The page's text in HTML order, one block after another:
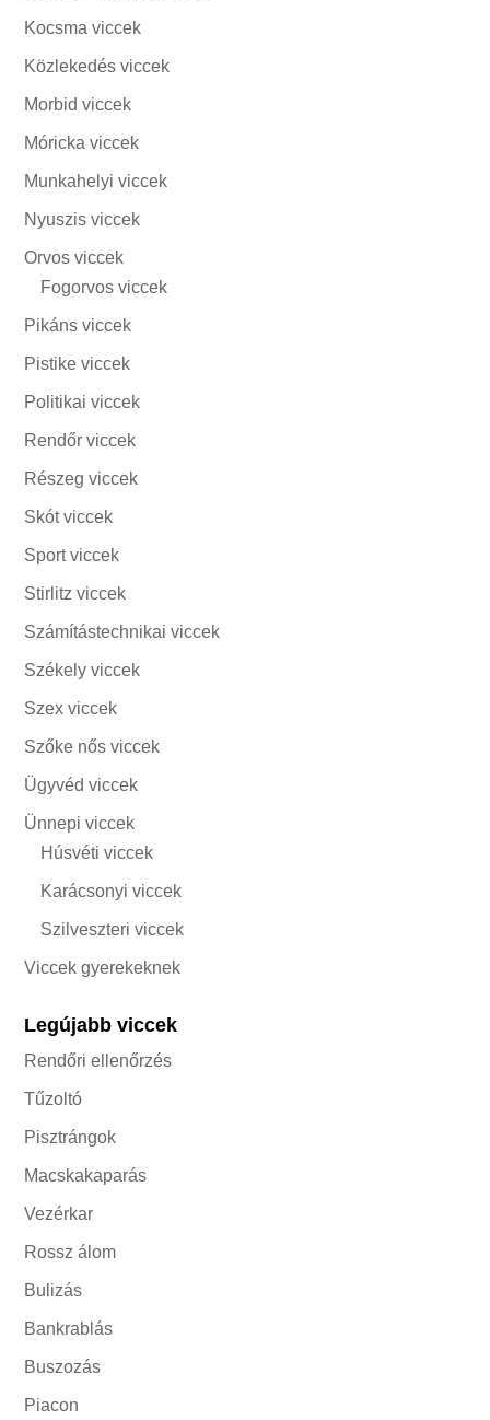
Kocsma viccek
Közlekedés viccek
Morbid viccek
Móricka viccek
Munkahelyi viccek
Nyuszis viccek
Orvos viccek
Fogorvos viccek
Pikáns viccek
Pistike viccek
Politikai viccek
Rendőr viccek
Részeg viccek
Skót viccek
Sport viccek
Stirlitz viccek
Számítástechnikai viccek
Székely viccek
Szex viccek
Szőke nős viccek
Ügyvéd viccek
Ünnepi viccek
Húsvéti viccek
Karácsonyi viccek
Szilveszteri viccek
Viccek gyerekeknek
Legújabb viccek
Rendőri ellenőrzés
Tűzoltó
Pisztrángok
Macskakaparás
Vezérkar
Rossz álom
Bulizás
Bankrablás
Buszozás
Piacon